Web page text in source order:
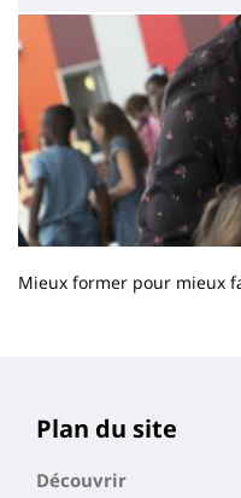
Mieux former pour mieux
page
principale
Plan du site
Découvrir